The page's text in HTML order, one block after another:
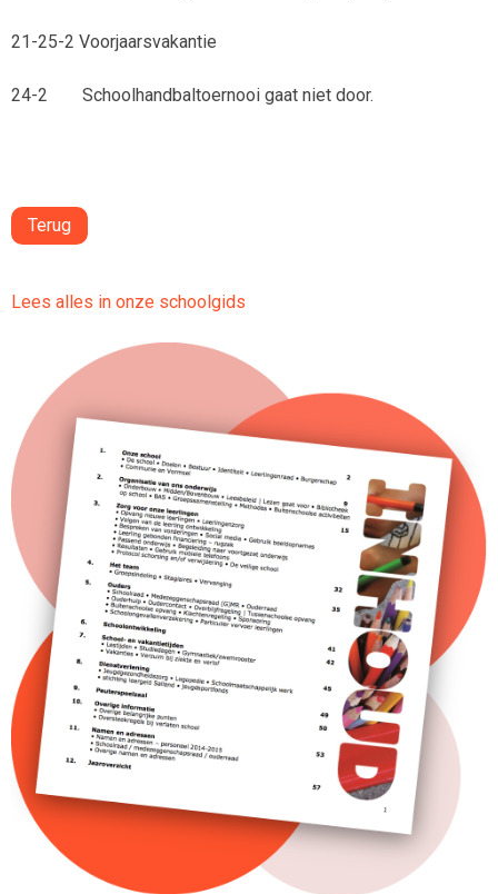
21-25-2 Voorjaarsvakantie
24-2 Schoolhandbaltoernooi gaat niet door.
Terug
Lees alles in onze schoolgids